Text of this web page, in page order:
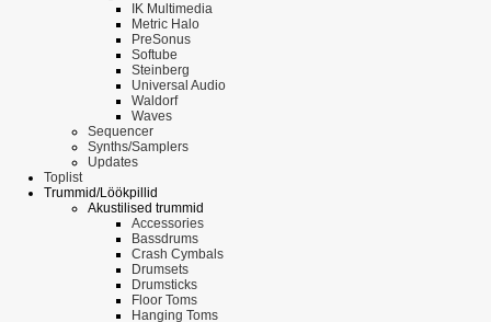
IK Multimedia
Metric Halo
PreSonus
Softube
Steinberg
Universal Audio
Waldorf
Waves
Sequencer
Synths/Samplers
Updates
Toplist
Trummid/Löökpillid
Akustilised trummid
Accessories
Bassdrums
Crash Cymbals
Drumsets
Drumsticks
Floor Toms
Hanging Toms